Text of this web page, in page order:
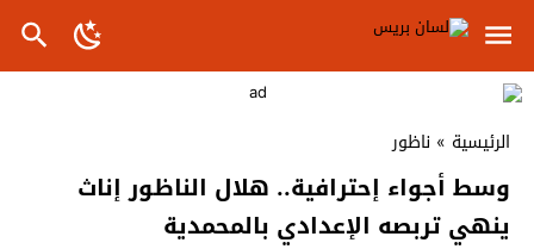
الرئيسية » ناظور
وسط أجواء إحترافية.. هلال الناظور إناث
ينهي تربصه الإعدادي بالمحمدية